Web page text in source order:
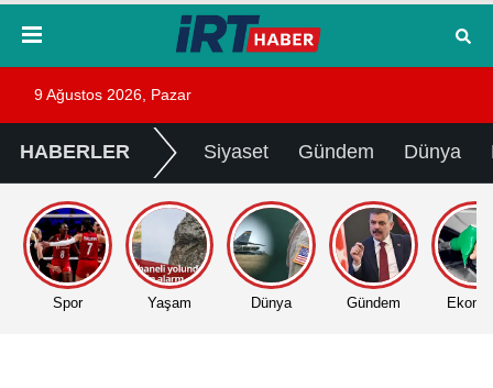
9 Ağustos 2026, Pazar
HABERLER Siyaset Gündem Dünya
Spor Yaşam Dünya Gündem